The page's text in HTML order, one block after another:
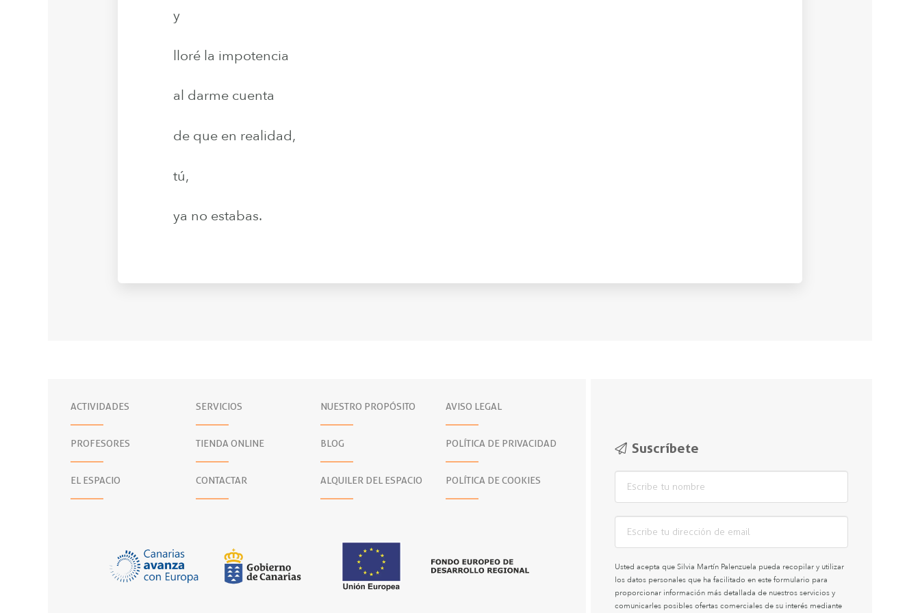
y
lloré la impotencia
al darme cuenta
de que en realidad,
tú,
ya no estabas.
ACTIVIDADES SERVICIOS NUESTRO PROPÓSITO AVISO LEGAL
PROFESORES TIENDA ONLINE BLOG POLÍTICA DE PRIVACIDAD
EL ESPACIO CONTACTAR ALQUILER DEL ESPACIO POLÍTICA DE COOKIES
Suscríbete
Usted acepta que Silvia Martín Palenzuela pueda recopilar y utilizar
los datos personales que ha facilitado en este formulario para
proporcionar información más detallada de nuestros servicios y
comunicarles posibles ofertas comerciales de su interés mediante